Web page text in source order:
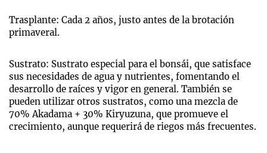
Trasplante: Cada 2 años, justo antes de la brotación
primaveral.
Sustrato: Sustrato especial para el bonsái, que satisface
sus necesidades de agua y nutrientes, fomentando el
desarrollo de raíces y vigor en general. También se
pueden utilizar otros sustratos, como una mezcla de
70% Akadama + 30% Kiryuzuna, que promueve el
crecimiento, aunque requerirá de riegos más frecuentes.